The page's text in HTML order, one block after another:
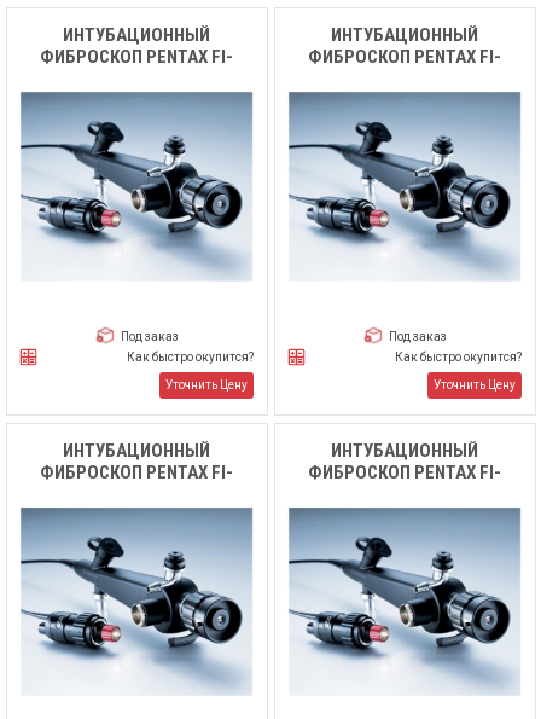
ИНТУБАЦИОННЫЙ
ФИБРОСКОП PENTAX FI-
Под заказ
Как быстро окупится?
Уточнить Цену
ИНТУБАЦИОННЫЙ
ФИБРОСКОП PENTAX FI-
Под заказ
Как быстро окупится?
Уточнить Цену
ИНТУБАЦИОННЫЙ
ФИБРОСКОП PENTAX FI-
ИНТУБАЦИОННЫЙ
ФИБРОСКОП PENTAX FI-